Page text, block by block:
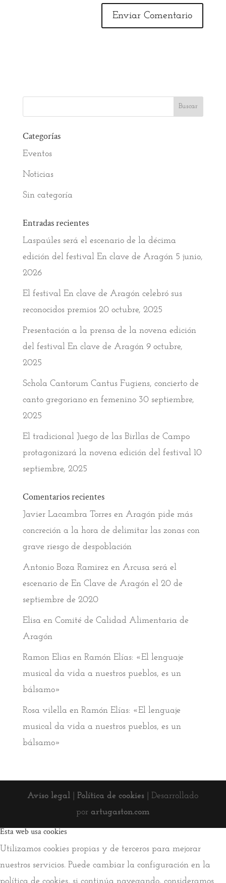
Categorías
Eventos
Noticias
Sin categoría
Entradas recientes
Laspaúles será el escenario de la décima
edición del festival En clave de Aragón 5 junio,
2026
El festival En clave de Aragón celebró sus
reconocidos premios 20 octubre, 2025
Presentación a la prensa de la novena edición
del festival En clave de Aragón 9 octubre,
2025
Schola Cantorum Cantus Fugiens, concierto de
canto gregoriano en femenino 30 septiembre,
2025
El tradicional Juego de las Birllas de Campo
protagonizará la novena edición del festival 10
septiembre, 2025
Comentarios recientes
Javier Lacambra Torresen Aragón pide más
concreción a la hora de delimitar las zonas con
grave riesgo de despoblación
Antonio Boza Ramirez en Arcusa será el
escenario de En Clave de Aragón el 20 de
septiembre de 2020
Elisa en Comité de Calidad Alimentaria de
Aragón
Ramon Eliasen Ramón Elías: «El lenguaje
musical da vida a nuestros pueblos, es un
bálsamo»
Rosa vilella en Ramón Elías: «El lenguaje
musical da vida a nuestros pueblos, es un
bálsamo»
Aviso legal |Política de cookies | Desarrollado
por artugaston.com
Esta web usa cookies
Utilizamos cookies propias y de terceros para mejorar
nuestros servicios. Puede cambiar la configuración en la